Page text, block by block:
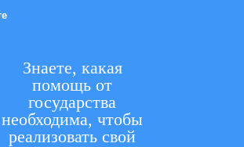
Знаете, какая
помощь от
государства
необходима, чтобы
реализовать свой